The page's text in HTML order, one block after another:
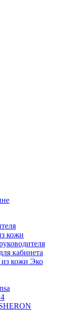
кожи
кабинета
из кожи Эко